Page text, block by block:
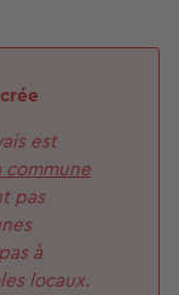
est
commune
pas
à
locaux.